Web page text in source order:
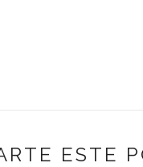
ESTE